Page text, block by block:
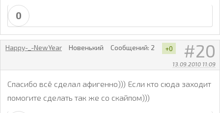
0
20
13.09.2010 11:09
Happy-_-NewYear Новенький Сообщений: 2 +0
Спасибо всё сделал афигенно))) Если кто сюда заходит
помогите сделать так же со скайпом)))